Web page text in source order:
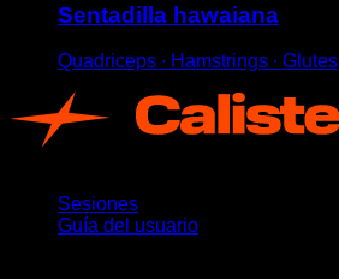
Sentadilla hawaiana
Quadriceps ∙ Hamstrings ∙ Glutes
Sesiones
Guía del usuario